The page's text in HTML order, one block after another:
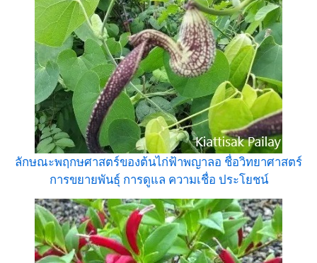
ลักษณะพฤกษศาสตร์ของต้นไก่ฟ้าพญาลอ ชื่อวิทยาศาสตร์
การขยายพันธุ์ การดูแล ความเชื่อ ประโยชน์